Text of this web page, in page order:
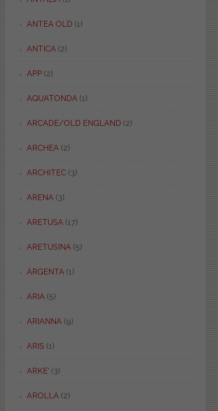
ANTEA OLD (1)
ANTICA (2)
APP(2)
AQUATONDA (1)
ARCADE/OLD ENGLAND (2)
ARCHEA (2)
ARCHITEC(3)
ARENA (3)
ARETUSA (17)
ARETUSINA (5)
ARGENTA (1)
ARIA (5)
ARIANNA (9)
ARIS (1)
ARKE' (3)
AROLLA (2)